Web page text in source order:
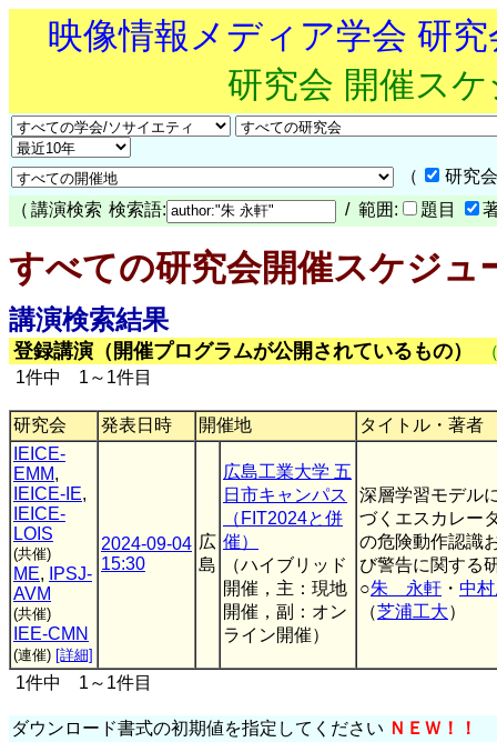
映像情報メディア学会 研
研究会 開催ス
（
研究
（ 講演検索 検索語: / 範囲: 題目
すべての研究会開催スケジュ
講演検索結果
登録講演（開催プログラムが公開されているもの）
1件中 1～1件目
研究会 発表日時 開催地
タイトル・著者
IEICE-
EMM,
IEICE-IE,
IEICE-
LOIS
(共催)
ME,
IPSJ-
AVM
(共催)
IEE-CMN
(連催) [詳細]
2024-09-04
15:30
広
島
広島工業大学 五
日市キャンパス
（FIT2024と併
催）
（ハイブリッド
開催，主：現地
開催，副：オン
ライン開催）
深層学習モデル
づくエスカレー
の危険動作認識
び警告に関する
○朱 永軒 ・ 中
（芝浦工大）
1件中 1～1件目
ダウンロード書式の初期値を指定してください ＮＥＷ！！